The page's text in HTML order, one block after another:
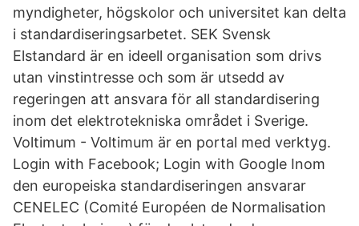
myndigheter, högskolor och universitet kan delta
i standardiseringsarbetet. SEK Svensk
Elstandard är en ideell organisation som drivs
utan vinstintresse och som är utsedd av
regeringen att ansvara för all standardisering
inom det elektrotekniska området i Sverige.
Voltimum - Voltimum är en portal med verktyg.
Login with Facebook; Login with Google Inom
den europeiska standardiseringen ansvarar
CENELEC (Comité Européen de Normalisation